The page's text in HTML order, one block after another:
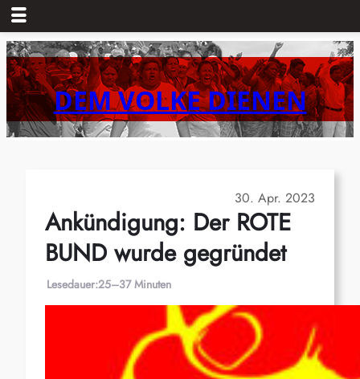
Zum
Inhalt
springenDEM VOLKE DIENEN
30. Apr. 2023
Ankündigung: Der ROTE
BUND wurde gegründet
Lesedauer:25–37 Minuten